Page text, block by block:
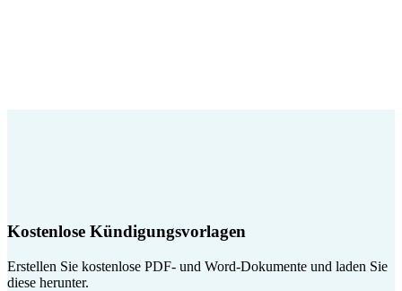
Kostenlose Kündigungsvorlagen
Erstellen Sie kostenlose PDF- und Word-Dokumente und laden Sie
diese herunter.